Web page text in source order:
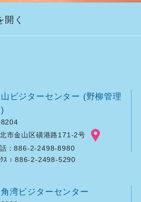
開く
ビジターセンター (野柳管理
市金山区磺港路171-2号
：886-2-2498-8980
ｽ：886-2-2498-5290
湾ビジターセンター